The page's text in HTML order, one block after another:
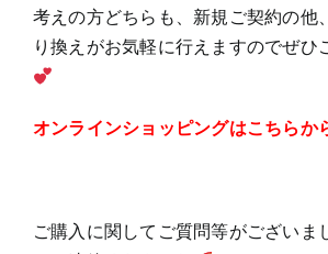
考えの方どちらも、新規ご契約の他
り換えがお気軽に行えますのでぜひ
オンラインショッピングはこちらか
ご購入に関してご質問等がございま